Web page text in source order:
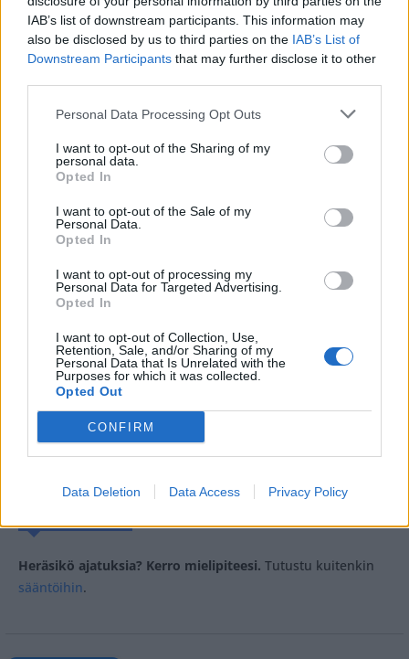
IAB’s list of downstream participants. This information may
also be disclosed by us to third parties on the IAB’s List of
Downstream Participants that may further disclose it to other
Personal Data Processing Opt Outs
I want to opt-out of the Sharing of my
personal data.
Opted In
I want to opt-out of the Sale of my
Personal Data.
Opted In
I want to opt-out of processing my
Personal Data for Targeted Advertising.
Opted In
I want to opt-out of Collection, Use,
Retention, Sale, and/or Sharing of my
Personal Data that Is Unrelated with the
Purposes for which it was collected.
Opted Out
CONFIRM
Data Deletion Data Access Privacy Policy
Seuraa Gekkosta Instagramissa
Teksti: Toimitus
Tagit Julkkikset Kolmiodraama
Heräsikö ajatuksia? Kerro mielipiteesi. Tutustu kuitenkin
sääntöihin.